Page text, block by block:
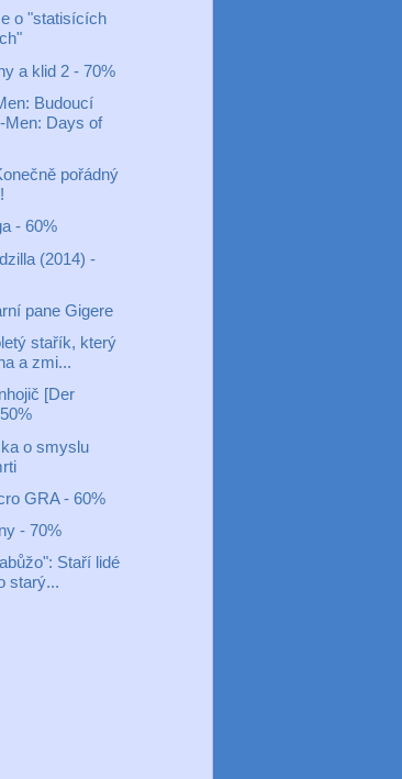
o "statisících
a klid 2 - 70%
Budoucí
Men: Days of
pořádný
- 60%
(2014) -
pane Gigere
stařík, který
a zmi...
[Der
o smyslu
GRA - 60%
- 70%
Staří lidé
starý...